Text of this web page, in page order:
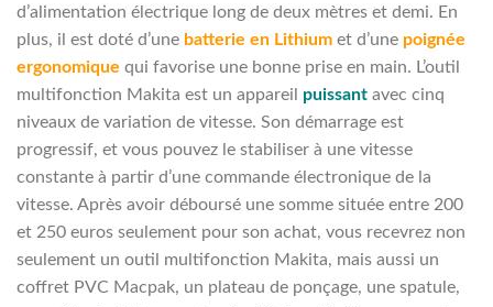
d’alimentation électrique long de deux mètres et demi. En
plus, il est doté d’une batterie en Lithium et d’une poignée
ergonomique qui favorise une bonne prise en main. L’outil
multifonction Makita est un appareil puissant avec cinq
niveaux de variation de vitesse. Son démarrage est
progressif, et vous pouvez le stabiliser à une vitesse
constante à partir d’une commande électronique de la
vitesse. Après avoir déboursé une somme située entre 200
et 250 euros seulement pour son achat, vous recevrez non
seulement un outil multifonction Makita, mais aussi un
coffret PVC Macpak, un plateau de ponçage, une spatule,